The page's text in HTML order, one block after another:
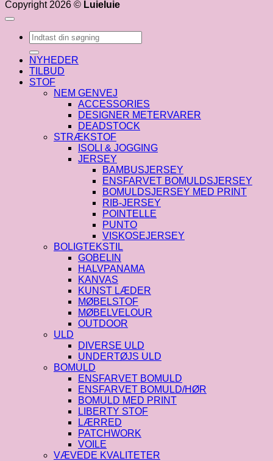
Copyright 2026 © Luieluie
Søg
efter:
NYHEDER
TILBUD
STOF
NEM GENVEJ
ACCESSORIES
DESIGNER METERVARER
DEADSTOCK
STRÆKSTOF
ISOLI & JOGGING
JERSEY
BAMBUSJERSEY
ENSFARVET BOMULDSJERSEY
BOMULDSJERSEY MED PRINT
RIB-JERSEY
POINTELLE
PUNTO
VISKOSEJERSEY
BOLIGTEKSTIL
GOBELIN
HALVPANAMA
KANVAS
KUNST LÆDER
MØBELSTOF
MØBELVELOUR
OUTDOOR
ULD
DIVERSE ULD
UNDERTØJS ULD
BOMULD
ENSFARVET BOMULD
ENSFARVET BOMULD/HØR
BOMULD MED PRINT
LIBERTY STOF
LÆRRED
PATCHWORK
VOILE
VÆVEDE KVALITETER